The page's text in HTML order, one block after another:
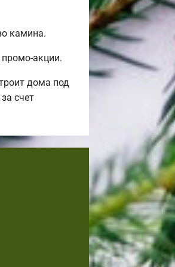
камина.
акции.
дома под
счет